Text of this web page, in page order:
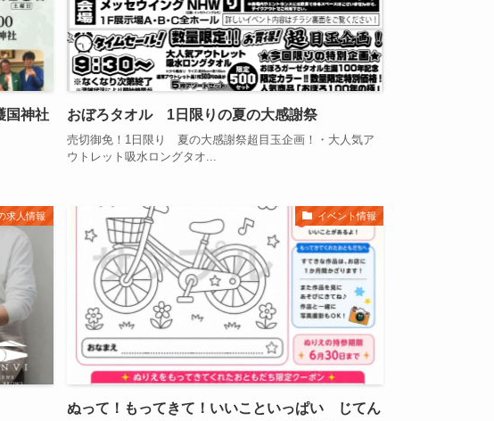
神社 おぼろタオル 1日限りの夏の大感謝祭
売切御免！1日限り 夏の大感謝祭超目玉企画！・大人気ア
ウトレット吸水ロングタオ...
求人情報 イベント情報
ぬって！もってきて！いいこといっぱい じてん